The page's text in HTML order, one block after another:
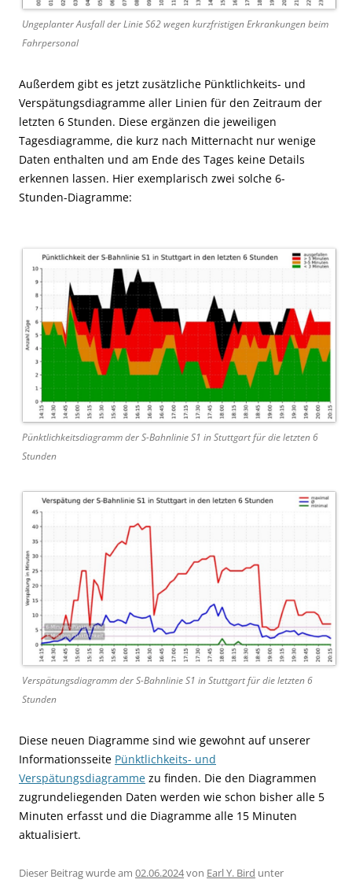
Ungeplanter Ausfall der Linie S62 wegen kurzfristigen Erkrankungen beim
Fahrpersonal
Außerdem gibt es jetzt zusätzliche Pünktlichkeits- und
Verspätungsdiagramme aller Linien für den Zeitraum der
letzten 6 Stunden. Diese ergänzen die jeweiligen
Tagesdiagramme, die kurz nach Mitternacht nur wenige
Daten enthalten und am Ende des Tages keine Details
erkennen lassen. Hier exemplarisch zwei solche 6-
Stunden-Diagramme:
Pünktlichkeitsdiagramm der S-Bahnlinie S1 in Stuttgart für die letzten 6
Stunden
Verspätungsdiagramm der S-Bahnlinie S1 in Stuttgart für die letzten 6
Stunden
Diese neuen Diagramme sind wie gewohnt auf unserer
Informationsseite Pünktlichkeits- und
Verspätungsdiagramme zu finden. Die den Diagrammen
zugrundeliegenden Daten werden wie schon bisher alle 5
Minuten erfasst und die Diagramme alle 15 Minuten
aktualisiert.
Dieser Beitrag wurde am 02.06.2024von Earl Y. Bird unter